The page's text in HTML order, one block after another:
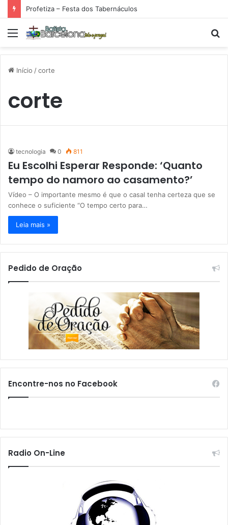
Profetiza – Festa dos Tabernáculos
Menu
Início /corte
corte
tecnologia 0 811
Eu Escolhi Esperar Responde: ‘Quanto
tempo do namoro ao casamento?’
Vídeo – O importante mesmo é que o casal tenha certeza que se
conhece o suficiente “O tempo certo para…
Leia mais »
Pedido de Oração
Encontre-nos no Facebook
Radio On-Line